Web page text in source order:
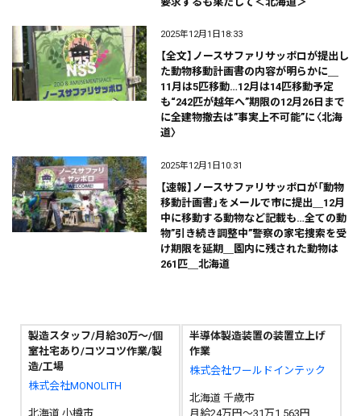
2025年12月1日18:33
【全文】ノースサファリサッポロが提出し
た動物移動計画書の内容が明らかに＿
11月は5匹移動…12月は14匹移動予定
も“242匹が越年へ”期限の12月26日まで
に全建物撤去は”事実上不可能”に〈北海
道〉
2025年12月1日10:31
【速報】ノースサファリサッポロが「動物
移動計画書」をメールで市に提出＿12月
中に移動する動物など記載も…全ての動
物”引き続き調整中”警察の家宅捜索を受
け期限を延期＿園内に残された動物は
261匹＿北海道
製造スタッフ/月給30万～/個
室社宅あり/コツコツ作業/製
造/工場
株式会社MONOLITH
北海道 小樽市
半導体製造装置の装置立上げ
作業
株式会社ワールドインテック
北海道 千歳市
月給24万円～31万1,563円